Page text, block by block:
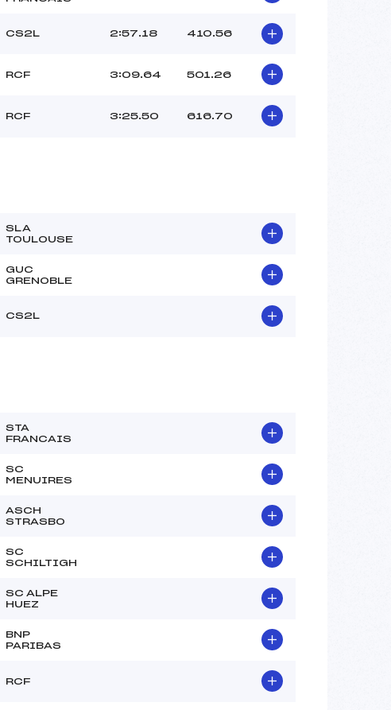
CS2L 2:57.18 410.56
RCF 3:09.64 501.26
RCF 3:25.50 616.70
SLA
TOULOUSE
GUC
GRENOBLE
CS2L
STA
FRANCAIS
SC
MENUIRES
ASCH
STRASBO
SC
SCHILTIGH
SC ALPE
HUEZ
BNP
PARIBAS
RCF